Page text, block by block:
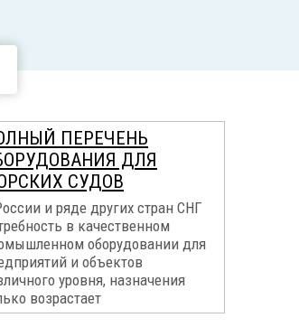
ПЕРЕЧЕНЬ
ДЛЯ
СУДОВ
и ряде других стран СНГ
в качественном
оборудовании для
и объектов
уровня, назначения
возрастает